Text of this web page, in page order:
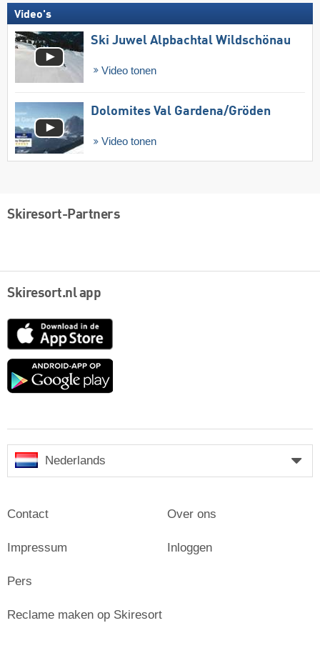
Video's
Ski Juwel Alpbachtal Wildschönau
Video tonen
Dolomites Val Gardena/​Gröden
Video tonen
Skiresort-Partners
Skiresort.nl app
App
Google
Nederlands
Contact
Impressum
Pers
Over ons
Inloggen
Reclame maken op Skiresort